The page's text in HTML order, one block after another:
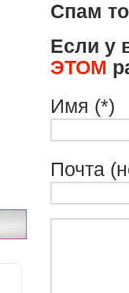
Спам
Если у
ЭТОМ
Имя (*)
Почта